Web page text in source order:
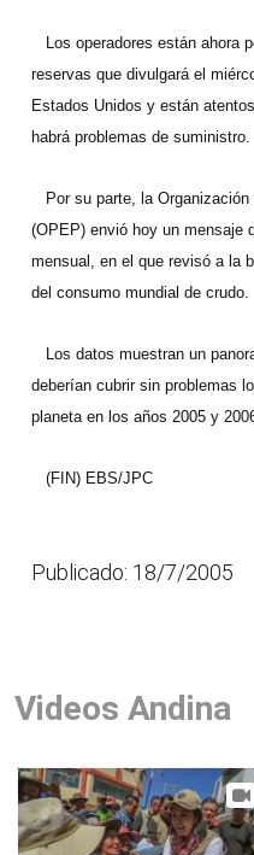
Los operadores están ahora
reservas que divulgará el
Estados Unidos y están
habrá problemas de suministro.
Por su parte, la
(OPEP) envió hoy un mensaje
mensual, en el que revisó a la
del consumo mundial de crudo.
Los datos muestran un
deberían cubrir sin problemas
planeta en los años 2005 y
(FIN) EBS/JPC
Publicado: 18/7/2005
Videos Andina